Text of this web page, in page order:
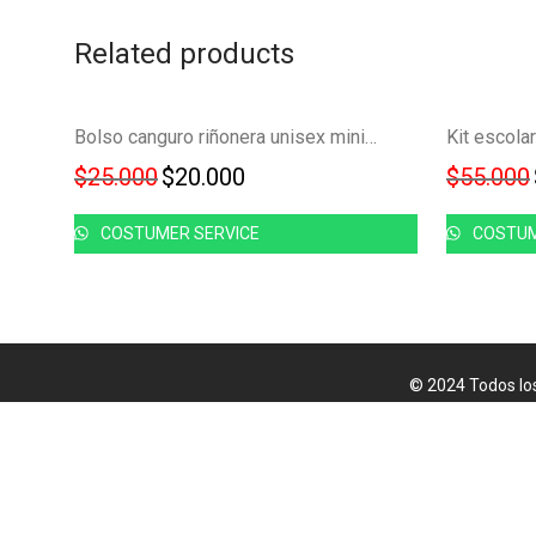
Related products
-20%
Bolso canguro riñonera unisex mini morral cruzado FK23D-166
$25.000Original price was: $25.000.
$20.000 Current price is: $20.000.
COSTUMER SERVICE
$55.000
© 2024 Todos